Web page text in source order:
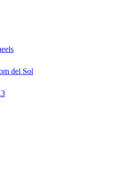
del Sol